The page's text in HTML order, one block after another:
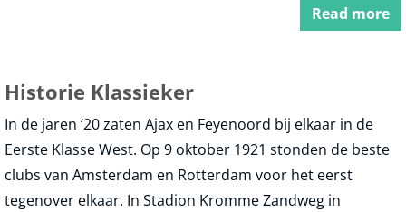
Read more
Historie Klassieker
In de jaren ‘20 zaten Ajax en Feyenoord bij elkaar in de
Eerste Klasse West. Op 9 oktober 1921 stonden de beste
clubs van Amsterdam en Rotterdam voor het eerst
tegenover elkaar. In Stadion Kromme Zandweg in